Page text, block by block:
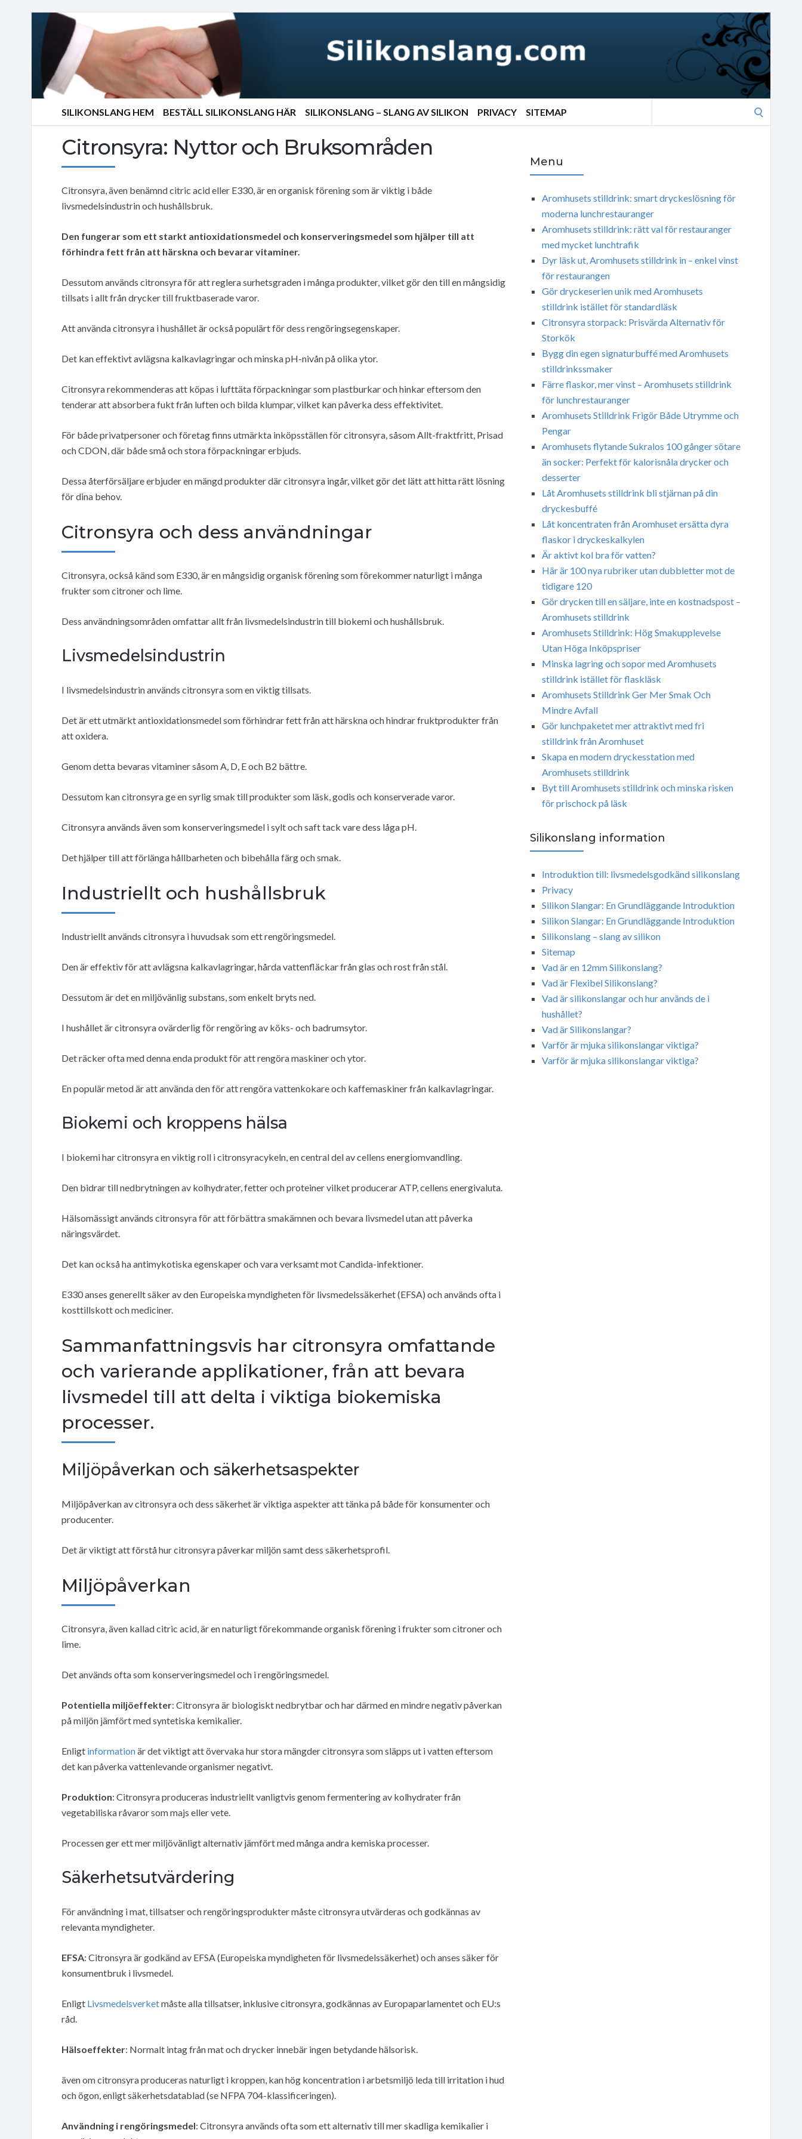
SILIKONSLANG HEM BESTÄLL SILIKONSLANG HÄR SILIKONSLANG – SLANG AV SILIKON PRIVACY SITEMAP
Citronsyra: Nyttor och Bruksområden
Citronsyra, även benämnd citric acid eller E330, är en organisk förening som är viktig i både
livsmedelsindustrin och hushållsbruk.
Den fungerar som ett starkt antioxidationsmedel och konserveringsmedel som hjälper till att
förhindra fett från att härskna och bevarar vitaminer.
Dessutom används citronsyra för att reglera surhetsgraden i många produkter, vilket gör den till en mångsidig
tillsats i allt från drycker till fruktbaserade varor.
Att använda citronsyra i hushållet är också populärt för dess rengöringsegenskaper.
Det kan effektivt avlägsna kalkavlagringar och minska pH-nivån på olika ytor.
Citronsyra rekommenderas att köpas i lufttäta förpackningar som plastburkar och hinkar eftersom den
tenderar att absorbera fukt från luften och bilda klumpar, vilket kan påverka dess effektivitet.
För både privatpersoner och företag finns utmärkta inköpsställen för citronsyra, såsom Allt-fraktfritt, Prisad
och CDON, där både små och stora förpackningar erbjuds.
Dessa återförsäljare erbjuder en mängd produkter där citronsyra ingår, vilket gör det lätt att hitta rätt lösning
för dina behov.
Citronsyra och dess användningar
Citronsyra, också känd som E330, är en mångsidig organisk förening som förekommer naturligt i många
frukter som citroner och lime.
Dess användningsområden omfattar allt från livsmedelsindustrin till biokemi och hushållsbruk.
Livsmedelsindustrin
I livsmedelsindustrin används citronsyra som en viktig tillsats.
Det är ett utmärkt antioxidationsmedel som förhindrar fett från att härskna och hindrar fruktprodukter från
att oxidera.
Genom detta bevaras vitaminer såsom A, D, E och B2 bättre.
Dessutom kan citronsyra ge en syrlig smak till produkter som läsk, godis och konserverade varor.
Citronsyra används även som konserveringsmedel i sylt och saft tack vare dess låga pH.
Det hjälper till att förlänga hållbarheten och bibehålla färg och smak.
Industriellt och hushållsbruk
Industriellt används citronsyra i huvudsak som ett rengöringsmedel.
Den är effektiv för att avlägsna kalkavlagringar, hårda vattenfläckar från glas och rost från stål.
Dessutom är det en miljövänlig substans, som enkelt bryts ned.
I hushållet är citronsyra ovärderlig för rengöring av köks- och badrumsytor.
Det räcker ofta med denna enda produkt för att rengöra maskiner och ytor.
En populär metod är att använda den för att rengöra vattenkokare och kaffemaskiner från kalkavlagringar.
Biokemi och kroppens hälsa
I biokemi har citronsyra en viktig roll i citronsyracykeln, en central del av cellens energiomvandling.
Den bidrar till nedbrytningen av kolhydrater, fetter och proteiner vilket producerar ATP, cellens energivaluta.
Hälsomässigt används citronsyra för att förbättra smakämnen och bevara livsmedel utan att påverka
näringsvärdet.
Det kan också ha antimykotiska egenskaper och vara verksamt mot Candida-infektioner.
E330 anses generellt säker av den Europeiska myndigheten för livsmedelssäkerhet (EFSA) och används ofta i
kosttillskott och mediciner.
Sammanfattningsvis har citronsyra omfattande
och varierande applikationer, från att bevara
livsmedel till att delta i viktiga biokemiska
processer.
Miljöpåverkan och säkerhetsaspekter
Miljöpåverkan av citronsyra och dess säkerhet är viktiga aspekter att tänka på både för konsumenter och
producenter.
Det är viktigt att förstå hur citronsyra påverkar miljön samt dess säkerhetsprofil.
Miljöpåverkan
Citronsyra, även kallad citric acid, är en naturligt förekommande organisk förening i frukter som citroner och
lime.
Det används ofta som konserveringsmedel och i rengöringsmedel.
Potentiella miljöeffekter: Citronsyra är biologiskt nedbrytbar och har därmed en mindre negativ påverkan
på miljön jämfört med syntetiska kemikalier.
Enligt informationär det viktigt att övervaka hur stora mängder citronsyra som släpps ut i vatten eftersom
det kan påverka vattenlevande organismer negativt.
Produktion: Citronsyra produceras industriellt vanligtvis genom fermentering av kolhydrater från
vegetabiliska råvaror som majs eller vete.
Processen ger ett mer miljövänligt alternativ jämfört med många andra kemiska processer.
Säkerhetsutvärdering
För användning i mat, tillsatser och rengöringsprodukter måste citronsyra utvärderas och godkännas av
relevanta myndigheter.
EFSA: Citronsyra är godkänd av EFSA (Europeiska myndigheten för livsmedelssäkerhet) och anses säker för
konsumentbruk i livsmedel.
Enligt Livsmedelsverketmåste alla tillsatser, inklusive citronsyra, godkännas av Europaparlamentet och EU:s
råd.
Hälsoeffekter: Normalt intag från mat och drycker innebär ingen betydande hälsorisk.
även om citronsyra produceras naturligt i kroppen, kan hög koncentration i arbetsmiljö leda till irritation i hud
och ögon, enligt säkerhetsdatablad (se NFPA 704-klassificeringen).
Användning i rengöringsmedel: Citronsyra används ofta som ett alternativ till mer skadliga kemikalier i
Menu
Aromhusets stilldrink: smart dryckeslösning för
moderna lunchrestauranger
Aromhusets stilldrink: rätt val för restauranger
med mycket lunchtrafik
Dyr läsk ut, Aromhusets stilldrink in – enkel vinst
för restaurangen
Gör dryckeserien unik med Aromhusets
stilldrink istället för standardläsk
Citronsyra storpack: Prisvärda Alternativ för
Storkök
Bygg din egen signaturbuffé med Aromhusets
stilldrinkssmaker
Färre flaskor, mer vinst – Aromhusets stilldrink
för lunchrestauranger
Aromhusets Stilldrink Frigör Både Utrymme och
Pengar
Aromhusets flytande Sukralos 100 gånger sötare
än socker: Perfekt för kalorisnåla drycker och
desserter
Låt Aromhusets stilldrink bli stjärnan på din
dryckesbuffé
Låt koncentraten från Aromhuset ersätta dyra
flaskor i dryckeskalkylen
Är aktivt kol bra för vatten?
Här är 100 nya rubriker utan dubbletter mot de
tidigare 120
Gör drycken till en säljare, inte en kostnadspost –
Aromhusets stilldrink
Aromhusets Stilldrink: Hög Smakupplevelse
Utan Höga Inköpspriser
Minska lagring och sopor med Aromhusets
stilldrink istället för flaskläsk
Aromhusets Stilldrink Ger Mer Smak Och
Mindre Avfall
Gör lunchpaketet mer attraktivt med fri
stilldrink från Aromhuset
Skapa en modern dryckesstation med
Aromhusets stilldrink
Byt till Aromhusets stilldrink och minska risken
för prischock på läsk
Silikonslang information
Introduktion till: livsmedelsgodkänd silikonslang
Privacy
Silikon Slangar: En Grundläggande Introduktion
Silikon Slangar: En Grundläggande Introduktion
Silikonslang – slang av silikon
Sitemap
Vad är en 12mm Silikonslang?
Vad är Flexibel Silikonslang?
Vad är silikonslangar och hur används de i
hushållet?
Vad är Silikonslangar?
Varför är mjuka silikonslangar viktiga?
Varför är mjuka silikonslangar viktiga?